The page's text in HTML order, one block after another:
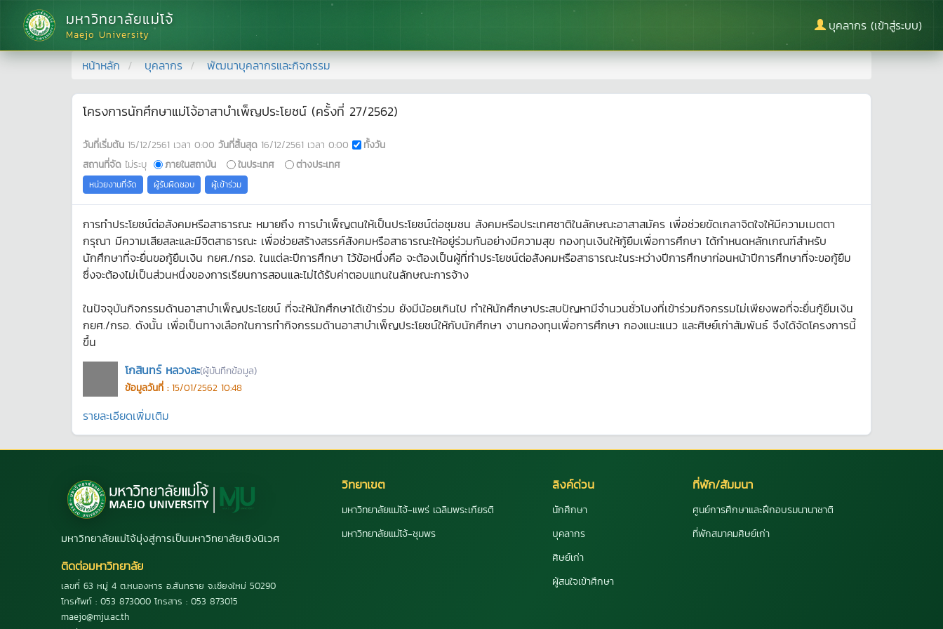
มหาวิทยาลัยแม่โจ้
Maejo University
บุคลากร (เข้าสู่ระบบ)
หน้าหลัก บุคลากร พัฒนาบุคลากรและกิจกรรม
โครงการนักศึกษาแม่โจ้อาสาบำเพ็ญประโยชน์ (ครั้งที่ 27/2562)
วันที่เริ่มต้น 15/12/2561 เวลา 0:00 วันที่สิ้นสุด 16/12/2561 เวลา 0:00
ทั้งวัน
สถานที่จัด ไม่ระบุ ภายในสถาบัน ในประเทศ ต่างประเทศ
หน่วยงานที่จัด ผู้รับผิดชอบ ผู้เข้าร่วม
การทำประโยชน์ต่อสังคมหรือสาธารณะ หมายถึง การบำเพ็ญตนให้เป็นประโยชน์ต่อชุมชน สังคมหรือประเทศชาติในลักษณะอาสาสมัคร เพื่อช่วยขัดเกลาจิตใจให้มีความเมตตา
กรุณา มีความเสียสละและมีจิตสาธารณะ เพื่อช่วยสร้างสรรค์สังคมหรือสาธารณะให้อยู่ร่วมกันอย่างมีความสุข กองทุนเงินให้กู้ยืมเพื่อการศึกษา ได้กำหนดหลักเกณฑ์สำหรับ
นักศึกษาที่จะยื่นขอกู้ยืมเงิน กยศ./กรอ. ในแต่ละปีการศึกษา ไว้ข้อหนึ่งคือ จะต้องเป็นผู้ที่ทำประโยชน์ต่อสังคมหรือสาธารณะในระหว่างปีการศึกษาก่อนหน้าปีการศึกษาที่จะขอกู้ยืม
ซึ่งจะต้องไม่เป็นส่วนหนึ่งของการเรียนการสอนและไม่ได้รับค่าตอบแทนในลักษณะการจ้าง
ในปัจจุบันกิจกรรมด้านอาสาบำเพ็ญประโยชน์ ที่จะให้นักศึกษาได้เข้าร่วม ยังมีน้อยเกินไป ทำให้นักศึกษาประสบปัญหามีจำนวนชั่วโมงที่เข้าร่วมกิจกรรมไม่เพียงพอที่จะยื่นกู้ยืมเงิน
กยศ./กรอ. ดังนั้น เพื่อเป็นทางเลือกในการทำกิจกรรมด้านอาสาบำเพ็ญประโยชน์ให้กับนักศึกษา งานกองทุนเพื่อการศึกษา กองแนะแนว และศิษย์เก่าสัมพันธ์ จึงได้จัดโครงการนี้
ขึ้น
โกสินทร์ หลวงละ(ผู้บันทึกข้อมูล)
ข้อมูลวันที่ : 15/01/2562 10:48
รายละเอียดเพิ่มเติม
มหาวิทยาลัยแม่โจ้มุ่งสู่การเป็นมหาวิทยาลัยเชิงนิเวศ
ติดต่อมหาวิทยาลัย
เลขที่ 63 หมู่ 4 ต.หนองหาร อ.สันทราย จ.เชียงใหม่ 50290
โทรศัพท์ : 053 873000 โทรสาร : 053 873015
maejo@mju.ac.th
วิทยาเขต
มหาวิทยาลัยแม่โจ้-แพร่ เฉลิมพระเกียรติ
มหาวิทยาลัยแม่โจ้-ชุมพร
ลิงค์ด่วน
นักศึกษา
บุคลากร
ศิษย์เก่า
ผู้สนใจเข้าศึกษา
ที่พัก/สัมมนา
ศูนย์การศึกษาและฝึกอบรมนานาชาติ
ที่พักสมาคมศิษย์เก่า